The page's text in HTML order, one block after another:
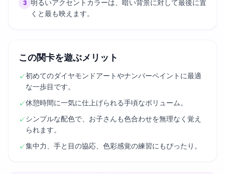
3
明るいアクセントカラーは、暗い背景に対して最後に置
くと最も映えます。
この関卡を遊ぶメリット
✓初めてのダイヤモンドアートやナンバーペイントに最適
な一歩目です。
✓休憩時間に一気に仕上げられる手頃なボリューム。
✓シンプルな配色で、お子さんも色合わせを無理なく覚え
られます。
✓集中力、手と目の協応、色彩感覚の練習にもぴったり。